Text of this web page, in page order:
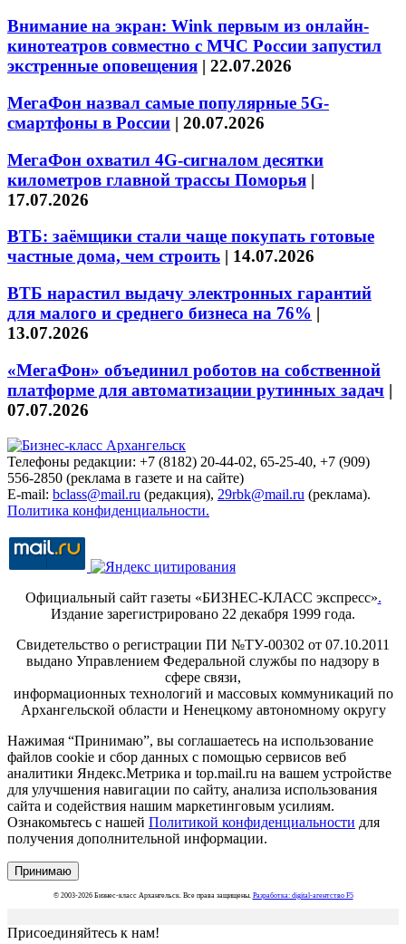
Внимание на экран: Wink первым из онлайн-
кинотеатров совместно с МЧС России запустил
экстренные оповещения | 22.07.2026
МегаФон назвал самые популярные 5G-
смартфоны в России | 20.07.2026
МегаФон охватил 4G-сигналом десятки
километров главной трассы Поморья |
17.07.2026
ВТБ: заёмщики стали чаще покупать готовые
частные дома, чем строить | 14.07.2026
ВТБ нарастил выдачу электронных гарантий
для малого и среднего бизнеса на 76% |
13.07.2026
«МегаФон» объединил роботов на собственной
платформе для автоматизации рутинных задач |
07.07.2026
Телефоны редакции: +7 (8182) 20-44-02, 65-25-40, +7 (909)
556-2850 (реклама в газете и на сайте)
E-mail: bclass@mail.ru (редакция), 29rbk@mail.ru (реклама).
Политика конфиденциальности.
Официальный сайт газеты «БИЗНЕС-КЛАСС экспресс».
Издание зарегистрировано 22 декабря 1999 года.
Свидетельство о регистрации ПИ №ТУ-00302 от 07.10.2011
выдано Управлением Федеральной службы по надзору в
сфере связи,
информационных технологий и массовых коммуникаций по
Архангельской области и Ненецкому автономному округу
Нажимая “Принимаю”, вы соглашаетесь на использование
файлов cookie и сбор данных с помощью сервисов веб
аналитики Яндекс.Метрика и top.mail.ru на вашем устройстве
для улучшения навигации по сайту, анализа использования
сайта и содействия нашим маркетинговым усилиям.
Ознакомьтесь с нашей Политикой конфиденциальности для
получения дополнительной информации.
Принимаю
© 2003-2026 Бизнес-класс Архангельск. Все права защищены. Разработка: digital-агентство F5
Присоединяйтесь к нам!